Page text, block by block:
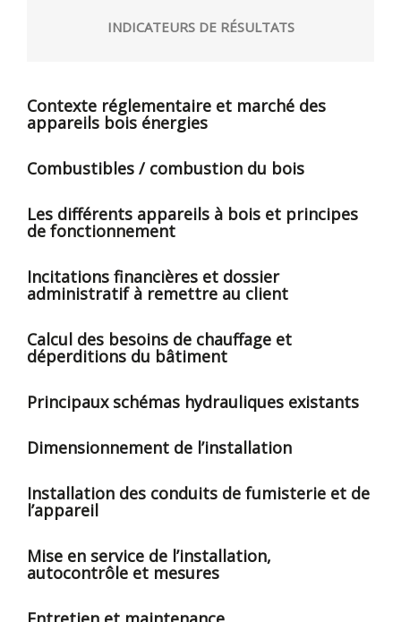
INDICATEURS DE RÉSULTATS
Contexte réglementaire et marché des
appareils bois énergies
Combustibles / combustion du bois
Les différents appareils à bois et principes
de fonctionnement
Incitations financières et dossier
administratif à remettre au client
Calcul des besoins de chauffage et
déperditions du bâtiment
Principaux schémas hydrauliques existants
Dimensionnement de l’installation
Installation des conduits de fumisterie et de
l’appareil
Mise en service de l’installation,
autocontrôle et mesures